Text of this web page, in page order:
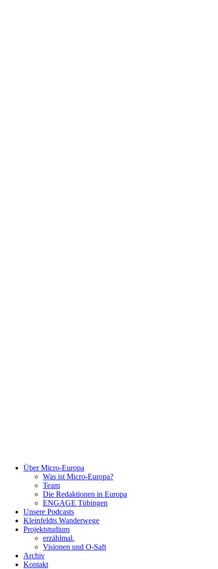
Über Micro-Europa
Was ist Micro-Europa?
Team
Die Redaktionen in Europa
ENGAGE Tübingen
Unsere Podcasts
Kleinfeldts Wanderwege
Projektstudium
erzählmal.
Visionen und O-Saft
Archiv
Kontakt